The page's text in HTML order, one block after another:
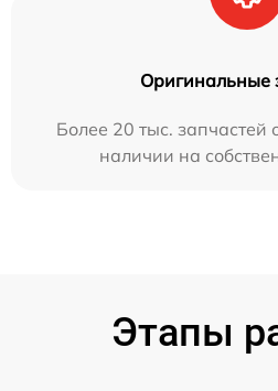
Оригинальные
Более 20 тыс. запчастей
наличии на
Этапы